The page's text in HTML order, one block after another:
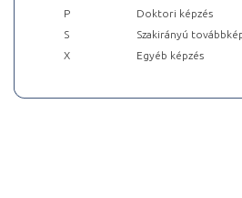
P
Doktori képzés
S
Szakirányú
X
Egyéb képzés